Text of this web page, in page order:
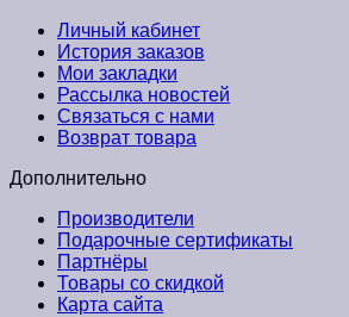
Личный кабинет
История заказов
Мои закладки
Рассылка новостей
Связаться с нами
Возврат товара
Дополнительно
Производители
Подарочные сертификаты
Партнёры
Товары со скидкой
Карта сайта